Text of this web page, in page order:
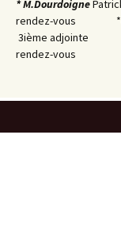
* M.Dourdoigne
rendez-vous *
3ième
rendez-vous